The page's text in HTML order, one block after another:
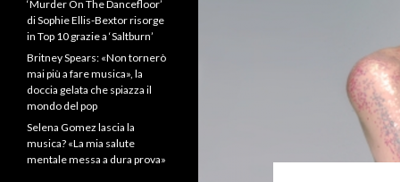
‘Murder On The Dancefloor’
di Sophie Ellis-Bextor risorge
in Top 10 grazie a ‘Saltburn’
Britney Spears: «Non tornerò
mai più a fare musica», la
doccia gelata che spiazza il
mondo del pop
Selena Gomez lascia la
musica? «La mia salute
mentale messa a dura prova»